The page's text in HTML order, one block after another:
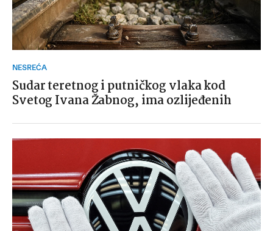
NESREĆA
Sudar teretnog i putničkog vlaka kod
Svetog Ivana Žabnog, ima ozlijeđenih